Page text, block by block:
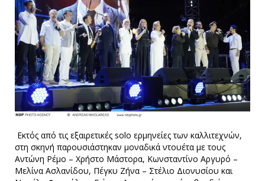
Εκτός από τις εξαιρετικές solo ερμηνείες των καλλιτεχνών,
στη σκηνή παρουσιάστηκαν μοναδικά ντουέτα με τους
Αντώνη Ρέμο – Χρήστο Μάστορα, Κωνσταντίνο Αργυρό –
Μελίνα Ασλανίδου, Πέγκυ Ζήνα – Στέλιο Διονυσίου και